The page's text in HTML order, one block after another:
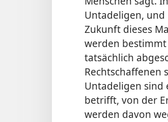
Untadeligen, und
Zukunft dieses
werden
tatsächlich
Rechtschaffenen
Untadeligen sind
betrifft, von der
werden davon